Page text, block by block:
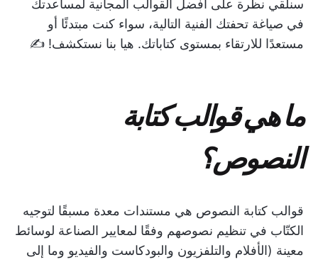
سنلقي نظرة على أفضل القوالب المجانية لمساعدتك
في صياغة تحفتك الفنية التالية، سواء كنت مبتدئًا أو
مستعدًا للارتقاء بمستوى كتاباتك. هيا بنا نستكشف! ✍️
ما هي قوالب كتابة
النصوص؟
قوالب كتابة النصوص هي مستندات معدة مسبقًا لتوجيه
الكتّاب في تنظيم نصوصهم وفقًا لمعايير الصناعة لوسائط
معينة (الأفلام والتلفزيون والبودكاست والفيديو وما إلى